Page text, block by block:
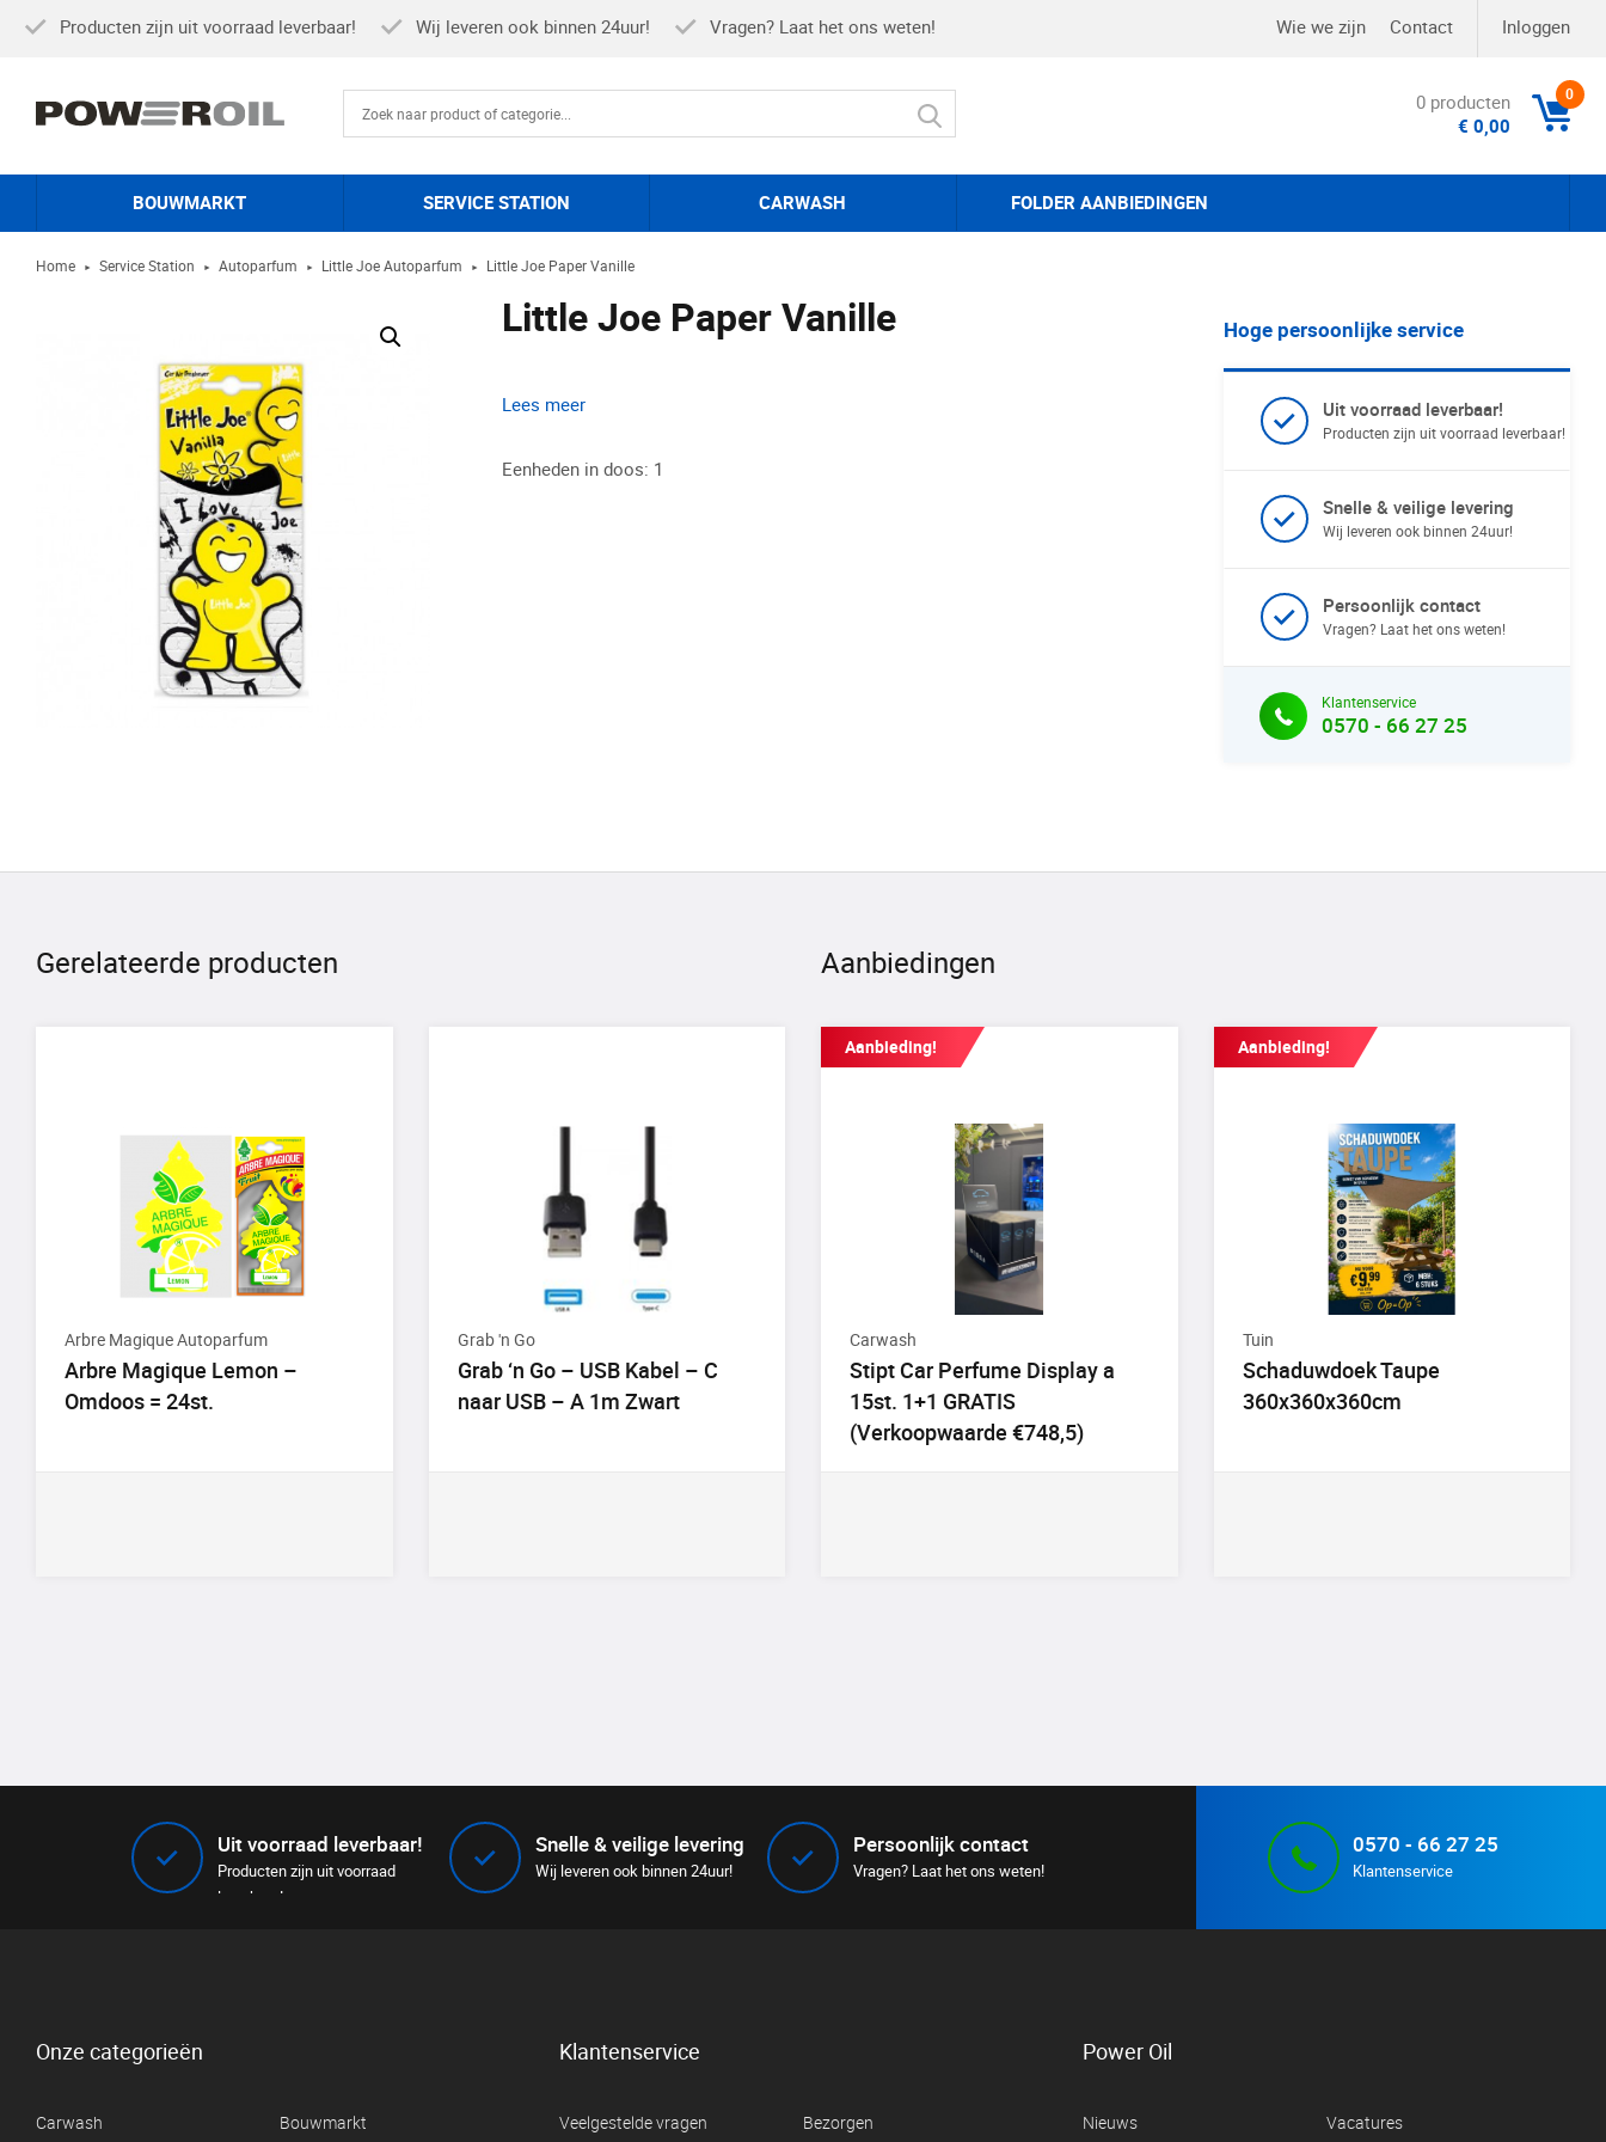
Producten zijn uit voorraad leverbaar! Wij leveren ook binnen 24uur! Vragen? Laat het ons weten! Wie we zijn Contact Inloggen
0
0 producten
€ 0,00
BOUWMARKT SERVICE STATION CARWASH FOLDER AANBIEDINGEN
Home ► Service Station ► Autoparfum ► Little Joe Autoparfum ► Little Joe Paper Vanille
Little Joe Paper Vanille
Lees meer
Eenheden in doos: 1
Hoge persoonlijke service
Uit voorraad leverbaar!
Producten zijn uit voorraad leverbaar!
Snelle & veilige levering
Wij leveren ook binnen 24uur!
Persoonlijk contact
Vragen? Laat het ons weten!
Klantenservice
0570 - 66 27 25
Gerelateerde producten
Arbre Magique Autoparfum
Arbre Magique Lemon –
Omdoos = 24st.
Grab 'n Go
Grab ‘n Go – USB Kabel – C
naar USB – A 1m Zwart
Aanbiedingen
Aanbieding!
Carwash
Stipt Car Perfume Display a
15st. 1+1 GRATIS
(Verkoopwaarde €748,5)
Aanbieding!
Tuin
Schaduwdoek Taupe
360x360x360cm
Uit voorraad leverbaar!
Producten zijn uit voorraad
leverbaar!
Snelle & veilige levering
Wij leveren ook binnen 24uur!
Persoonlijk contact
Vragen? Laat het ons weten!
0570 - 66 27 25
Klantenservice
Onze categorieën
Carwash Bouwmarkt
Klantenservice
Veelgestelde vragen Bezorgen
Power Oil
Nieuws Vacatures